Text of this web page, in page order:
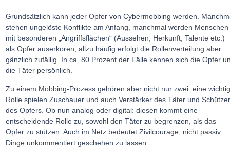
Grundsätzlich kann jeder Opfer von Cybermobbing werden.
stehen ungelöste Konflikte am Anfang, manchmal werden Menschen
mit besonderen „Angriffsflächen“ (Aussehen, Herkunft, Talente etc.)
als Opfer auserkoren, allzu häufig erfolgt die Rollenverteilung aber
gänzlich zufällig. In ca. 80 Prozent der Fälle kennen sich die Opfer
die Täter persönlich.
Zu einem Mobbing-Prozess gehören aber nicht nur zwei: eine
Rolle spielen Zuschauer und auch Verstärker des Täter und
des Opfers. Ob nun analog oder digital: diesen kommt eine
entscheidende Rolle zu, sowohl den Täter zu begrenzen, als das
Opfer zu stützen. Auch im Netz bedeutet Zivilcourage, nicht passiv
Dinge unkommentiert geschehen zu lassen.